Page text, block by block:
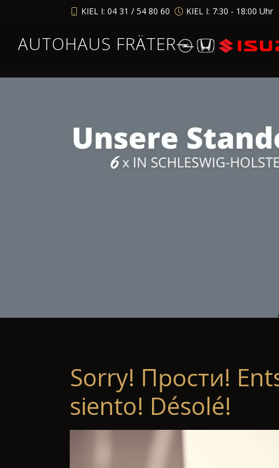
KIEL I: 04 31 / 54 80 60 KIEL I: 7:30 - 18:00 Uhr
AUTOHAUS FRÄTER
Sorry! Прости!
siento! Désolé!